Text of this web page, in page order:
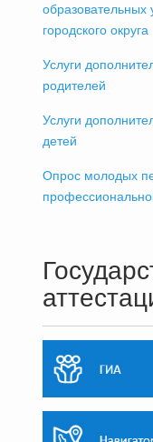
городского округа
Услуги
родителей
Услуги
детей
Опрос молодых